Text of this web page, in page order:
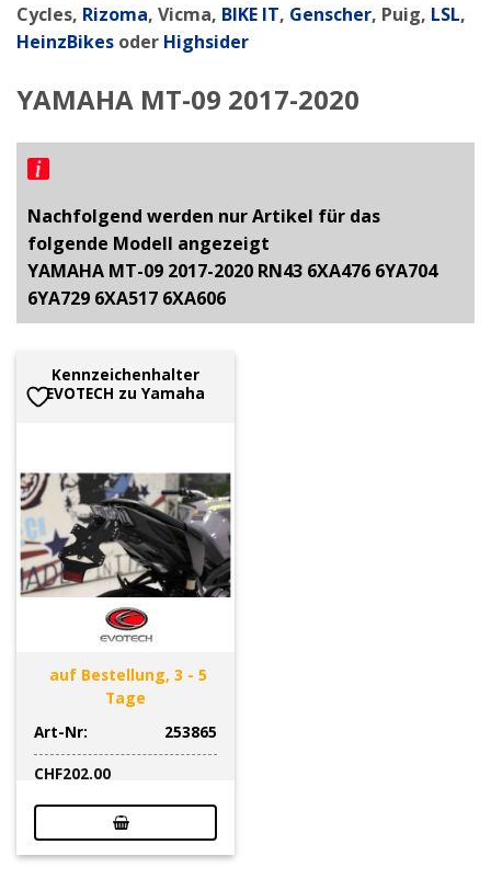
Cycles, Rizoma, Vicma, BIKE IT, Genscher, Puig, LSL,
HeinzBikes oder Highsider
YAMAHA MT-09 2017-2020
Nachfolgend werden nur Artikel für das
folgende Modell angezeigt
YAMAHA MT-09 2017-2020 RN43 6XA476 6YA704
6YA729 6XA517 6XA606
Kennzeichenhalter
EVOTECH zu Yamaha
auf Bestellung, 3 - 5
Tage
Art-Nr:
253865
CHF202.00